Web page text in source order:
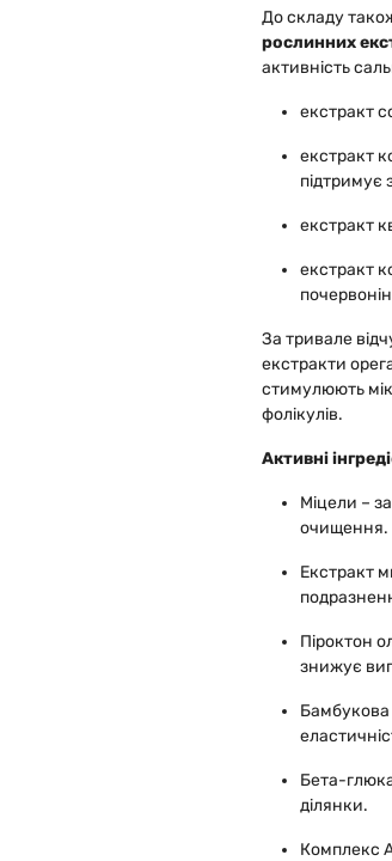
До складу
рослинних
активність
екстракт
екстракт
підтримує
екстракт
екстракт
За тривале
екстракти
стимулюють
фолікулів.
Активні
Міцели –
очищення.
Екстракт
Піроктон
знижує
Бамбукова
Бета-
ділянки.
Комплекс